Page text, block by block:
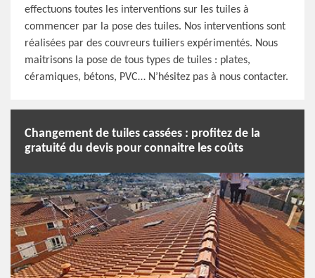
effectuons toutes les interventions sur les tuiles à
commencer par la pose des tuiles. Nos interventions sont
réalisées par des couvreurs tuiliers expérimentés. Nous
maitrisons la pose de tous types de tuiles : plates,
céramiques, bétons, PVC… N’hésitez pas à nous contacter.
Changement de tuiles cassées : profitez de la
gratuité du devis pour connaitre les coûts